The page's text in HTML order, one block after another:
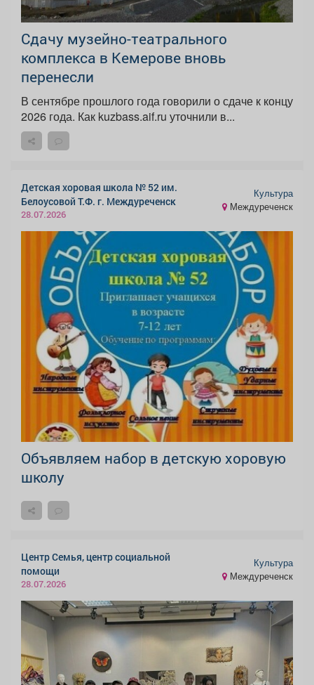
Сдачу музейно-театрального
комплекса в Кемерове вновь
перенесли
В сентябре прошлого года говорили о сдаче к концу
2026 года. Как kuzbass.aif.ru уточнили в...
Детская хоровая школа № 52 им.
Белоусовой Т.Ф. г. Междуреченск
28.07.2026
Культура
Междуреченск
Объявляем набор в детскую хоровую
школу
Центр Семья, центр социальной
помощи
28.07.2026
Культура
Междуреченск